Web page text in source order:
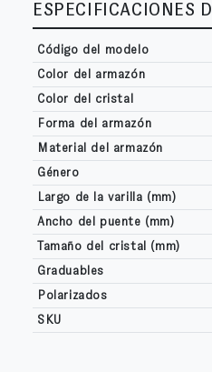
ESPECIFICACIONES
Código del modelo
Color del armazón
Color del cristal
Forma del armazón
Material del armazón
Género
Largo de la varilla (mm)
Ancho del puente (mm)
Tamaño del cristal (mm)
Graduables
Polarizados
SKU